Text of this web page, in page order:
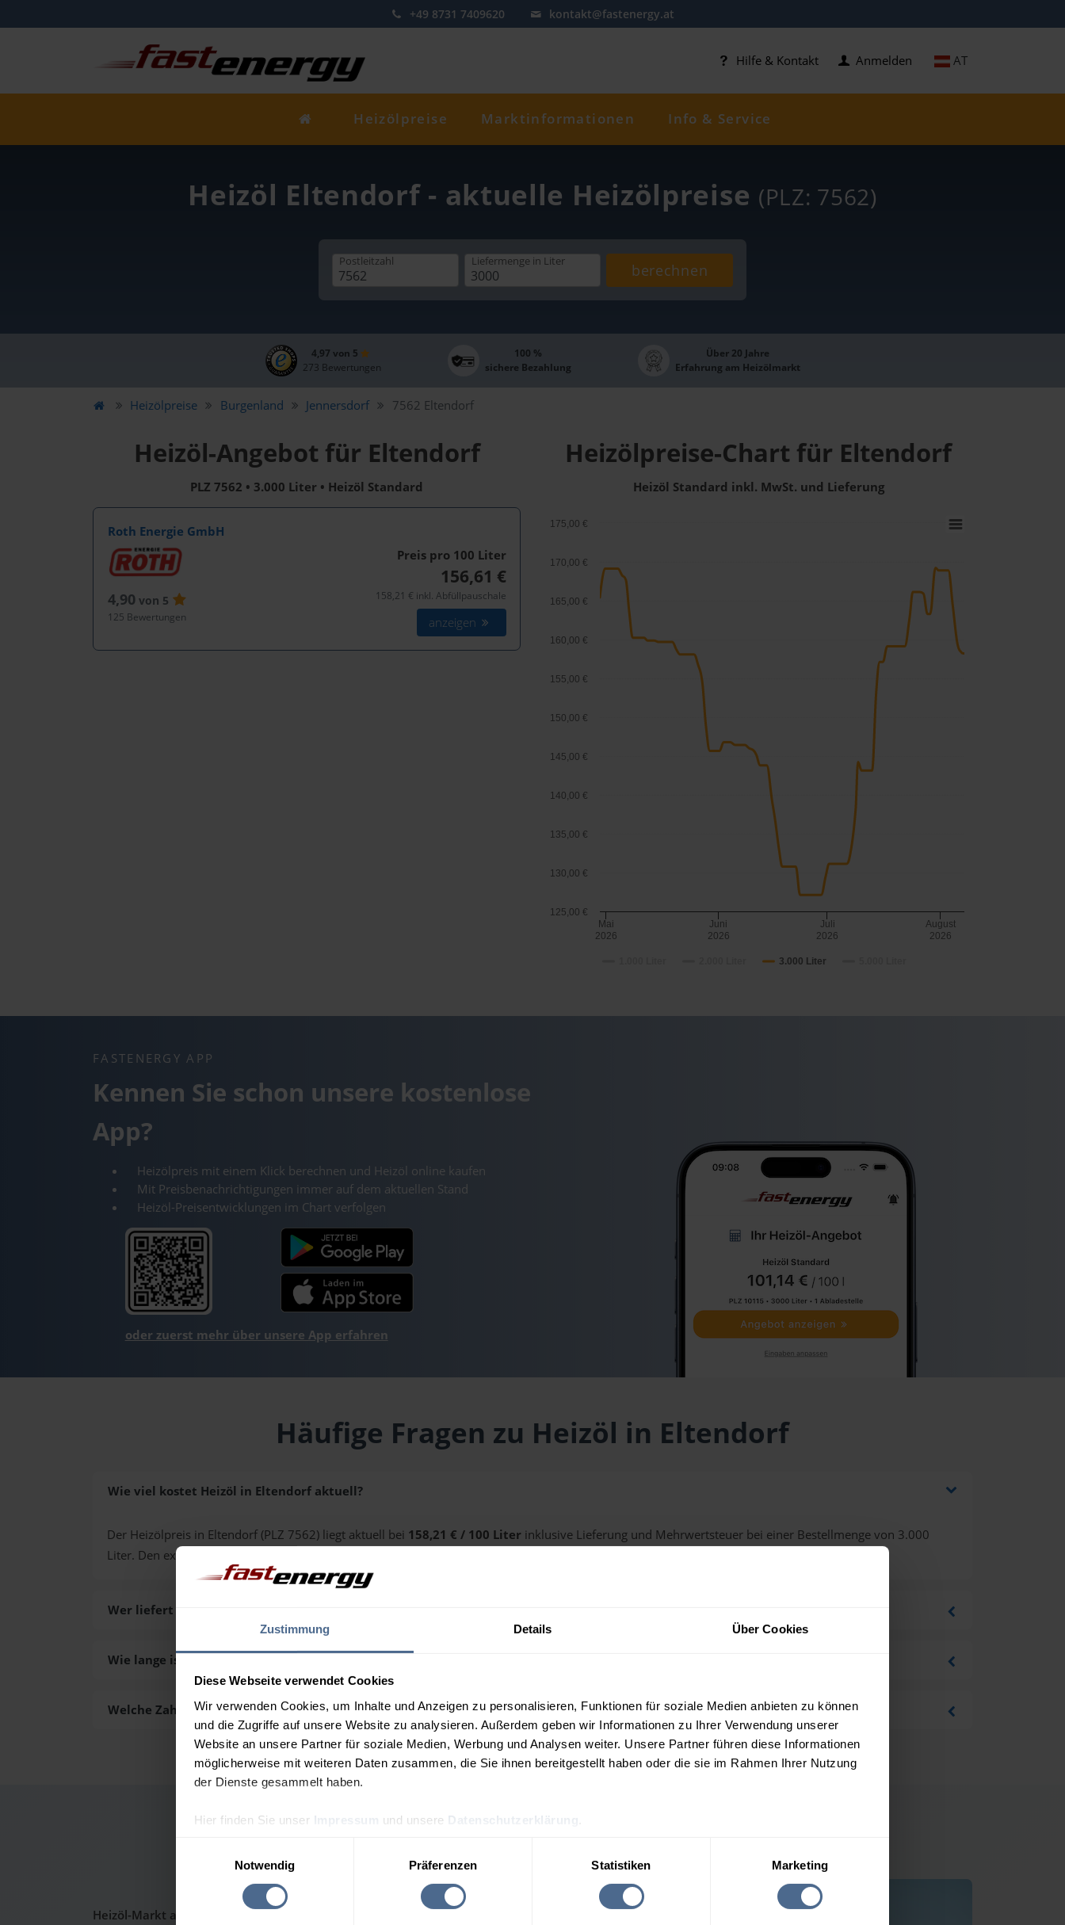
Zustimmung Details Über Cookies
Diese Webseite verwendet Cookies
Wir verwenden Cookies, um Inhalte und Anzeigen zu personalisieren, Funktionen für soziale Medien anbieten zu können
und die Zugriffe auf unsere Website zu analysieren. Außerdem geben wir Informationen zu Ihrer Verwendung unserer
Website an unsere Partner für soziale Medien, Werbung und Analysen weiter. Unsere Partner führen diese Informationen
möglicherweise mit weiteren Daten zusammen, die Sie ihnen bereitgestellt haben oder die sie im Rahmen Ihrer Nutzung
der Dienste gesammelt haben.
Hier finden Sie unser Impressum und unsere Datenschutzerklärung
Notwendig
Präferenzen Statistiken Marketing
+49 8731 7409620 kontakt@fastenergy.at
AT
Hilfe & Kontakt Anmelden
Heizölpreise Marktinformationen Info & Service
Heizöl Eltendorf - aktuelle Heizölpreise (PLZ: 7562)
Postleitzahl Liefermenge in Liter berechnen
4,97 von 5
273 Bewertungen
100 %
sichere Bezahlung
Über 20 Jahre
Erfahrung am Heizölmarkt
Heizölpreise Burgenland Jennersdorf 7562 Eltendorf
Heizöl-Angebot für Eltendorf
PLZ 7562 • 3.000 Liter • Heizöl Standard
Roth Energie GmbH
4,90 von 5
125 Bewertungen
Preis pro 100 Liter
156,61 €
158,21 € inkl. Abfüllpauschale
anzeigen
Heizölpreise-Chart für Eltendorf
Heizöl Standard inkl. MwSt. und Lieferung
3.000 Liter
Mai
2026
Juni
2026
Juli
2026
August
2026
125,00 €
130,00 €
135,00 €
140,00 €
145,00 €
150,00 €
155,00 €
160,00 €
165,00 €
170,00 €
175,00 €
FASTENERGY APP
Kennen Sie schon unsere kostenlose
App?
Heizölpreis mit einem Klick berechnen und Heizöl online kaufen
Mit Preisbenachrichtigungen immer auf dem aktuellen Stand
Heizöl-Preisentwicklungen im Chart verfolgen
oder zuerst mehr über unsere App erfahren
Häufige Fragen zu Heizöl in Eltendorf
Wie viel kostet Heizöl in Eltendorf aktuell?
Der Heizölpreis in Eltendorf (PLZ 7562) liegt aktuell bei 158,21 € / 100 Liter inklusive Lieferung und Mehrwertsteuer bei einer Bestellmenge von 3.000
Liter. Den exakten Preis für Ihre Wunschmenge erhalten Sie über unseren
Wer liefert das Heizöl in Eltendorf aus?
Wie lange ist die Lieferzeit des Heizöls in Eltendorf?
Welche Zahlungsarten gibt es?
Heizöl-Markt aktuell: Ölpreise schon wieder auf dem Weg nach oben - Heizölpreise ziehen ebenfalls